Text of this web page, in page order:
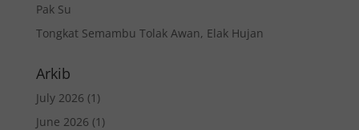
Pak Su
Tongkat Semambu Tolak Awan, Elak Hujan
Arkib
July 2026 (1)
June 2026 (1)